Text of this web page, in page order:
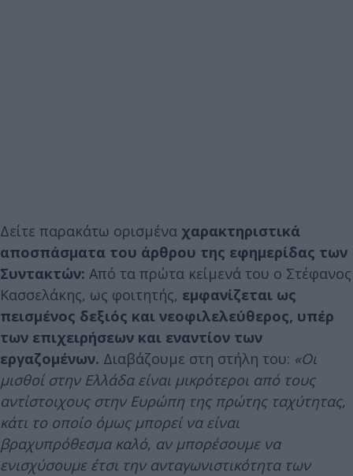
Δείτε παρακάτω ορισμένα χαρακτηριστικά
αποσπάσματα του άρθρου της εφημερίδας των
Συντακτών: Από τα πρώτα κείμενά του ο Στέφανος
Κασσελάκης, ως φοιτητής, εμφανίζεται ως
πεισμένος δεξιός και νεοφιλελεύθερος, υπέρ
των επιχειρήσεων και εναντίον των
εργαζομένων. Διαβάζουμε στη στήλη του: «Οι
μισθοί στην Ελλάδα είναι μικρότεροι από τους
αντίστοιχους στην Ευρώπη της πρώτης ταχύτητας,
κάτι το οποίο όμως μπορεί να είναι
βραχυπρόθεσμα καλό, αν μπορέσουμε να
ενισχύσουμε έτσι την ανταγωνιστικότητα των